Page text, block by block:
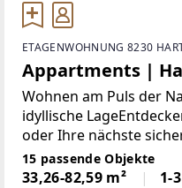
ETAGENWOHNUNG 8230
Appartments |
Wohnen am Puls der
idyllische
oder Ihre nächste
Dieses exklusive
aus zwei Welten: die
15 passende Objekte
33,26-82,59 m² 1-